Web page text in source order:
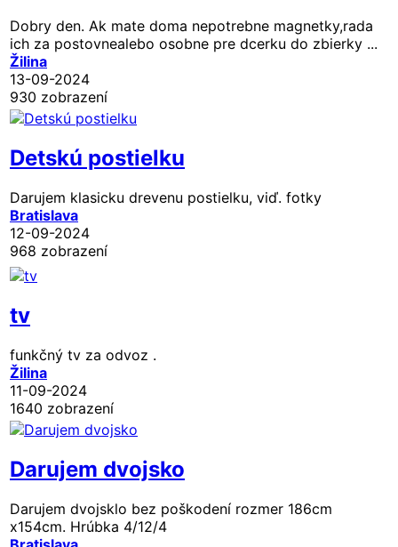
Dobry den. Ak mate doma nepotrebne magnetky,rada
ich za postovnealebo osobne pre dcerku do zbierky ...
Žilina
13-09-2024
930 zobrazení
Detskú postielku
Darujem klasicku drevenu postielku, viď. fotky
Bratislava
12-09-2024
968 zobrazení
tv
funkčný tv za odvoz .
Žilina
11-09-2024
1640 zobrazení
Darujem dvojsko
Darujem dvojsklo bez poškodení rozmer 186cm
x154cm. Hrúbka 4/12/4